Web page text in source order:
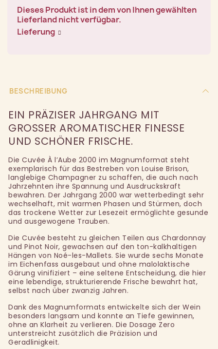
Dieses Produkt ist in dem von Ihnen gewählten
Lieferland nicht verfügbar.
Lieferung
BESCHREIBUNG
EIN PRÄZISER JAHRGANG MIT
GROSSER AROMATISCHER FINESSE U
ND SCHÖNER FRISCHE.
Die Cuvée À l’Aube 2000 im Magnumformat steht
exemplarisch für das Bestreben von Louise Brison,
langlebige Champagner zu schaffen, die auch nach
Jahrzehnten ihre Spannung und Ausdruckskraft
bewahren. Der Jahrgang 2000 war wetterbedingt sehr
wechselhaft, mit warmen Phasen und Stürmen, doch
das trockene Wetter zur Lesezeit ermöglichte gesunde
und ausgewogene Trauben.
Die Cuvée besteht zu gleichen Teilen aus Chardonnay
und Pinot Noir, gewachsen auf den ton-kalkhaltigen
Hängen von Noé-les-Mallets. Sie wurde sechs Monate
im Eichenfass ausgebaut und ohne malolaktische
Gärung vinifiziert – eine seltene Entscheidung, die hier
eine lebendige, strukturierende Frische bewahrt hat,
selbst nach über zwanzig Jahren.
Dank des Magnumformats entwickelte sich der Wein
besonders langsam und konnte an Tiefe gewinnen,
ohne an Klarheit zu verlieren. Die Dosage Zero
unterstreicht zusätzlich die Präzision und
Geradlinigkeit.